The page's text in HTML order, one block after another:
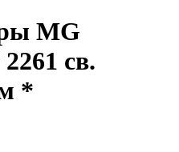
MG
св.
*